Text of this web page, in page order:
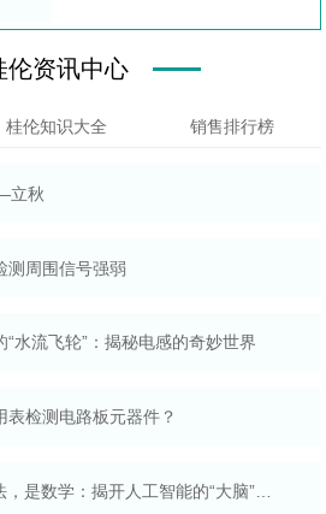
伦资讯中心
桂伦知识大全 销售排行榜
立秋
测周围信号强弱
“水流飞轮”：揭秘电感的奇妙世界
表检测电路板元器件？
AI不是魔法，是数学：揭开人工智能的“大脑”面纱